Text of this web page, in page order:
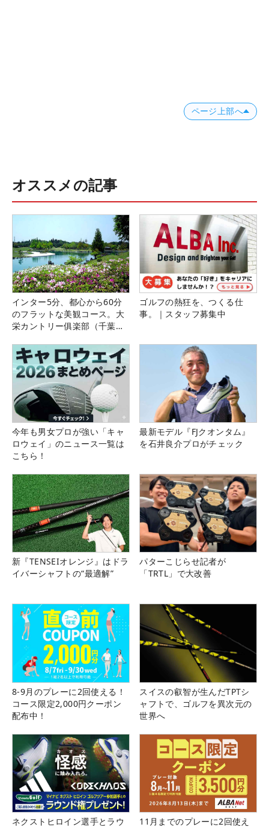
ページ上部へ
オススメの記事
インター5分、都心から60分
のフラットな美観コース。大
栄カントリー俱楽部（千葉
ゴルフの熱狂を、つくる仕
事。｜スタッフ募集中
今年も男女プロが強い「キャ
ロウェイ」のニュース一覧は
こちら！
最新モデル『FJクオンタム』
を石井良介プロがチェック
新『TENSEIオレンジ』はドラ
イバーシャフトの“最適解”
パターこじらせ記者が
「TRTL」で大改善
8-9月のプレーに2回使える！
コース限定2,000円クーポン
配布中！
スイスの叡智が生んだTPTシ
ャフトで、ゴルフを異次元の
世界へ
ネクストヒロイン選手とラウ
11月までのプレーに2回使え